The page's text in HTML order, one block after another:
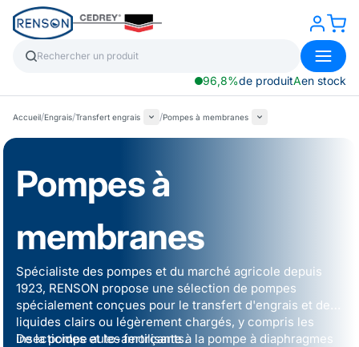
96,8%de produitAen stock
Accueil/Engrais/Transfert engrais /Pompes à membranes
Pompes à
membranes
Spécialiste des pompes et du marché agricole depuis
1923, RENSON propose une sélection de pompes
spécialement conçues pour le transfert d'engrais et de
liquides clairs ou légèrement chargés, y compris les
insecticides et les fertilisants.
De lapompe auto-amorçanteà la pompe à diaphragmes